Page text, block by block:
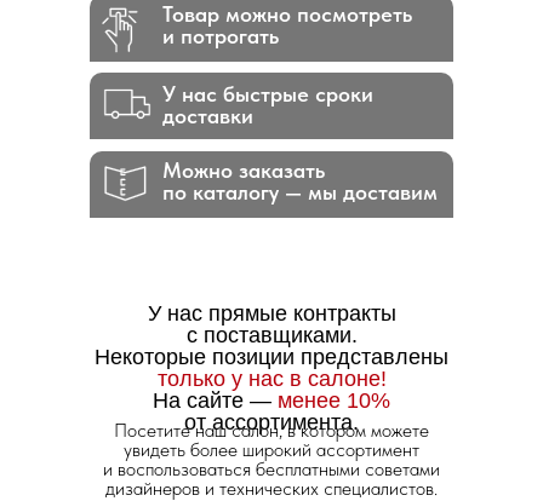
Можно заказать
по каталогу — мы доставим
У нас быстрые сроки
доставки
Товар можно посмотреть
и потрогать
У нас прямые контракты
с поставщиками.
Некоторые позиции представлены
только у нас в салоне!
На сайте — менее 10%
от ассортимента.
Посетите наш салон, в котором можете
увидеть более широкий ассортимент
и воспользоваться бесплатными советами
дизайнеров и технических специалистов.